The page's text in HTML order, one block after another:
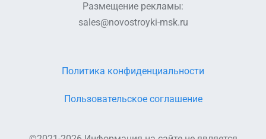
Размещение рекламы:
sales@novostroyki-msk.ru
Пользовательское соглашение
Политика конфиденциальности